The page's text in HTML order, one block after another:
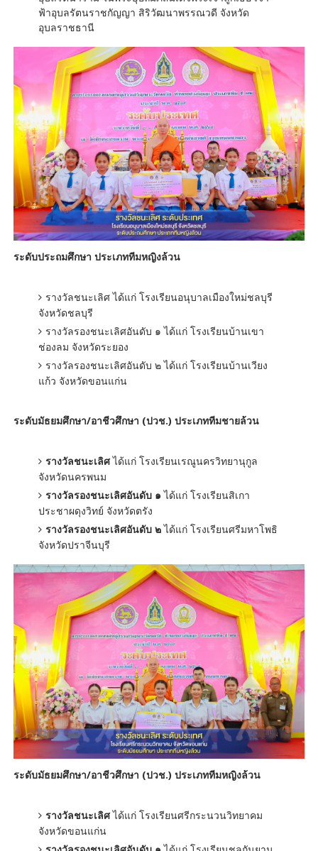
ฟ้าอุบลรัตนราชกัญญา สิริวัฒนาพรรณวดี จังหวัด
อุบลราชธานี
ระดับประถมศึกษา ประเภททีมหญิงล้วน
รางวัลชนะเลิศ ได้แก่ โรงเรียนอนุบาลเมืองใหม่ชลบุรี
จังหวัดชลบุรี
รางวัลรองชนะเลิศอันดับ ๑ ได้แก่ โรงเรียนบ้านเขา
ช่องลม จังหวัดระยอง
รางวัลรองชนะเลิศอันดับ ๒ ได้แก่ โรงเรียนบ้านเวียง
แก้ว จังหวัดขอนแก่น
ระดับมัธยมศึกษา/อาชีวศึกษา (ปวช.) ประเภททีมชายล้วน
รางวัลชนะเลิศได้แก่ โรงเรียนเรณูนครวิทยานุกูล
จังหวัดนครพนม
รางวัลรองชนะเลิศอันดับ ๑ ได้แก่ โรงเรียนสิเกา
ประชาผดุงวิทย์ จังหวัดตรัง
รางวัลรองชนะเลิศอันดับ ๒ได้แก่ โรงเรียนศรีมหาโพธิ
จังหวัดปราจีนบุรี
ระดับมัธยมศึกษา/อาชีวศึกษา (ปวช.) ประเภททีมหญิงล้วน
รางวัลชนะเลิศได้แก่ โรงเรียนศรีกระนวนวิทยาคม
จังหวัดขอนแก่น